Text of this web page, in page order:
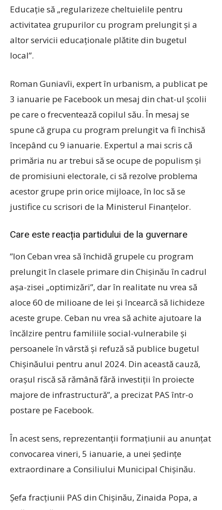
Educație să „regularizeze cheltuielile pentru
activitatea grupurilor cu program prelungit și a
altor servicii educaționale plătite din bugetul
local”.
Roman Guniavîi, expert în urbanism, a publicat pe
3 ianuarie pe Facebook un mesaj din chat-ul școlii
pe care o frecventează copilul său. În mesaj se
spune că grupa cu program prelungit va fi închisă
începând cu 9 ianuarie. Expertul a mai scris că
primăria nu ar trebui să se ocupe de populism și
de promisiuni electorale, ci să rezolve problema
acestor grupe prin orice mijloace, în loc să se
justifice cu scrisori de la Ministerul Finanțelor.
Care este reacția partidului de la guvernare
”Ion Ceban vrea să închidă grupele cu program
prelungit în clasele primare din Chișinău în cadrul
așa-zisei „optimizări”, dar în realitate nu vrea să
aloce 60 de milioane de lei și încearcă să lichideze
aceste grupe. Ceban nu vrea să achite ajutoare la
încălzire pentru familiile social-vulnerabile și
persoanele în vârstă și refuză să publice bugetul
Chișinăului pentru anul 2024. Din această cauză,
orașul riscă să rămână fără investiții în proiecte
majore de infrastructură”, a precizat PAS într-o
postare pe Facebook.
În acest sens, reprezentanții formațiunii au anunțat
convocarea vineri, 5 ianuarie, a unei ședințe
extraordinare a Consiliului Municipal Chișinău.
Șefa fracțiunii PAS din Chișinău, Zinaida Popa, a